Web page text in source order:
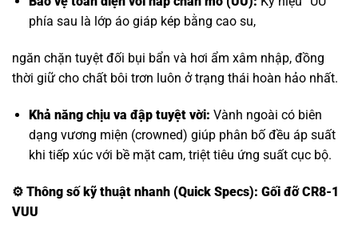
phía sau là lớp áo giáp kép bằng cao su,
ngăn chặn tuyệt đối bụi bẩn và hơi ẩm xâm nhập, đồng
thời giữ cho chất bôi trơn luôn ở trạng thái hoàn hảo nhất.
Khả năng chịu va đập tuyệt vời: Vành ngoài có biên
dạng vương miện (crowned) giúp phân bố đều áp suất
khi tiếp xúc với bề mặt cam, triệt tiêu ứng suất cục bộ.
⚙️ Thông số kỹ thuật nhanh (Quick Specs): Gối đỡ CR8-1
VUU